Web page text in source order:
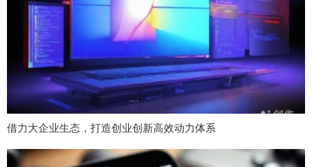
借力大企业生态，打造创业创新高效动力体系